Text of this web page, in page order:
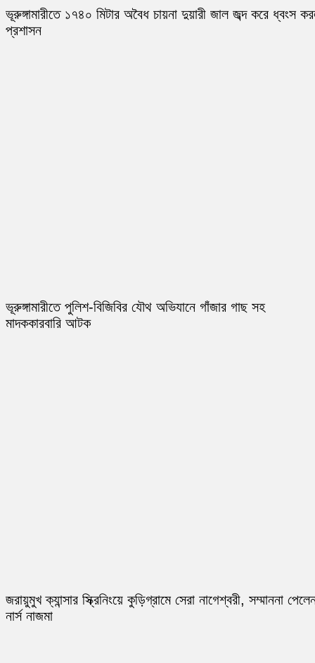
ভূরুঙ্গামারীতে ১৭৪০ মিটার অবৈধ চায়না দুয়ারী জাল জব্দ করে ধ্বংস
প্রশাসন
ভূরুঙ্গামারীতে পুলিশ-বিজিবির যৌথ অভিযানে গাঁজার গাছ সহ
মাদককারবারি আটক
জরায়ুমুখ ক্যান্সার স্ক্রিনিংয়ে কুড়িগ্রামে সেরা নাগেশ্বরী, সম্মাননা
নার্স নাজমা